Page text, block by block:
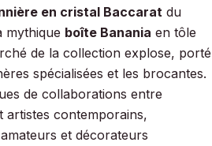
en cristal Baccarat du
mythique boîte Banania en tôle
de la collection explose, porté
spécialisées et les brocantes.
de collaborations entre
artistes contemporains,
et décorateurs